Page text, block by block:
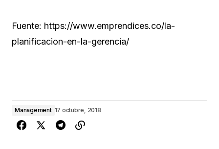
Fuente: https://www.emprendices.co/la-
planificacion-en-la-gerencia/
Management 17 octubre, 2018